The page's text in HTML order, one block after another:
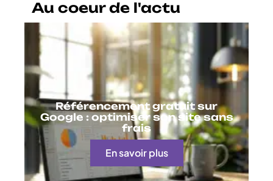
Au coeur de l'actu
Référencement gratuit sur
Google : optimiser son site sans
frais
En savoir plus